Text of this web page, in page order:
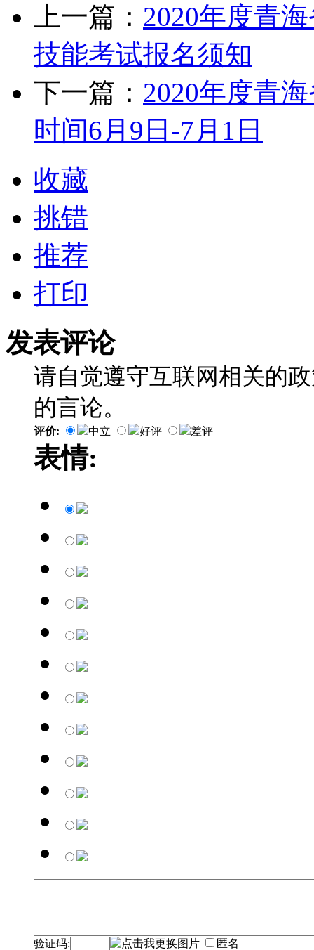
上一篇： 2020年度青
技能考试报名须知
下一篇： 2020年度青
时间6月9日-7月1日
收藏
挑错
推荐
打印
发表评论
请自觉遵守互联网相关的
的言论。
评价: 中立 好评 差评
表情:
验证码: 匿名